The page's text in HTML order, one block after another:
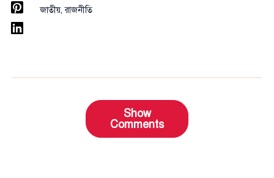
জাতীয়,রাজনীতি
Show
Comments